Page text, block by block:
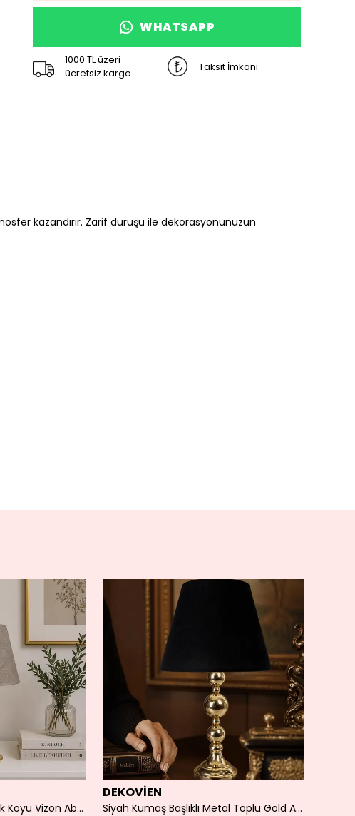
WHATSAPP
1000 TL üzeri
ücretsiz kargo
Taksit İmkanı
kazandırır. Zarif duruşu ile dekorasyonunuzun
Modern Metal Gold Ayak Koyu Vizon Abajur
DEKOVİEN
Siyah Kumaş Başlıklı Metal Toplu Gold Ayaklı Modern Abajur